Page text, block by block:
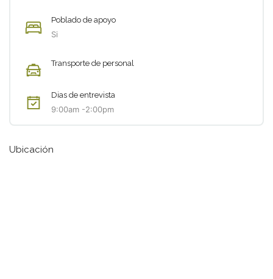
Poblado de apoyo
Si
Transporte de personal
Dias de entrevista
9:00am -2:00pm
Ubicación